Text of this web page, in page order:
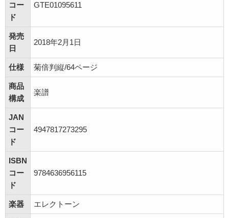
コー
ド
GTE01095611
発売
日
2018年2月1日
仕様 菊倍判縦/64ページ
商品
構成
楽譜
JAN
コー
ド
4947817273295
ISBN
コー
ド
9784636956115
楽器 エレクトーン